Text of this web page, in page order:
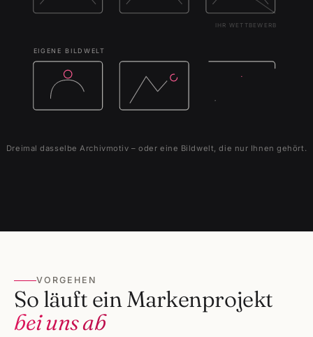
IHR WETTBEWERB
EIGENE BILDWELT
Dreimal dasselbe Archivmotiv – oder eine Bildwelt, die nur Ihnen gehört.
VORGEHEN
So läuft ein Markenprojekt
bei uns ab